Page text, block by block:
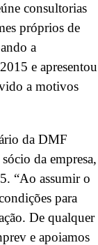
consultorias
próprios de
a
e apresentou
a motivos
da DMF
da empresa,
“Ao assumir o
para
De qualquer
e apoiamos